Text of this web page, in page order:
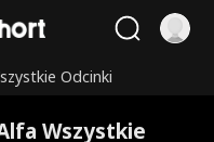
Odcinki
Wszystkie